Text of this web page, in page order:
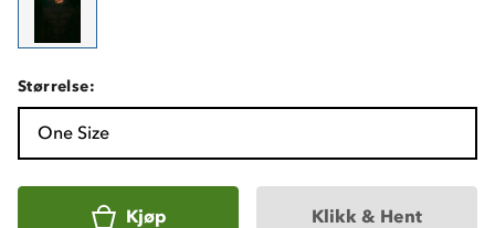
Størrelse:
One Size
Kjøp Klikk & Hent